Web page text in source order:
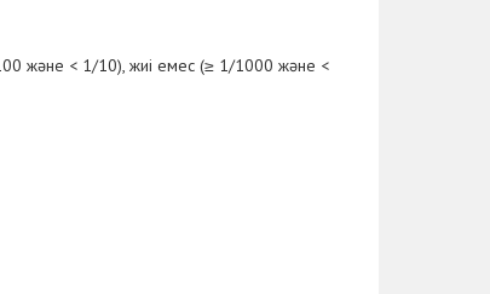
және < 1/10), жиі емес (≥ 1/1000 және <